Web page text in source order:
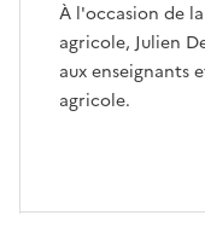
À l'occasion de
agricole, Julien
aux enseignants
agricole.